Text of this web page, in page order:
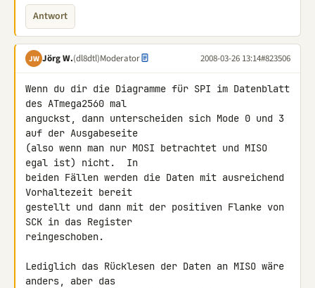
Antwort
JW Jörg W.(dl8dtl)Moderator 2008-03-26 13:14#823506
Wenn du dir die Diagramme für SPI im Datenblatt
des ATmega2560 mal
anguckst, dann unterscheiden sich Mode 0 und 3
auf der Ausgabeseite
(also wenn man nur MOSI betrachtet und MISO
egal ist) nicht.  In
beiden Fällen werden die Daten mit ausreichend
Vorhaltezeit bereit
gestellt und dann mit der positiven Flanke von
SCK in das Register
reingeschoben.
Lediglich das Rücklesen der Daten an MISO wäre
anders, aber das